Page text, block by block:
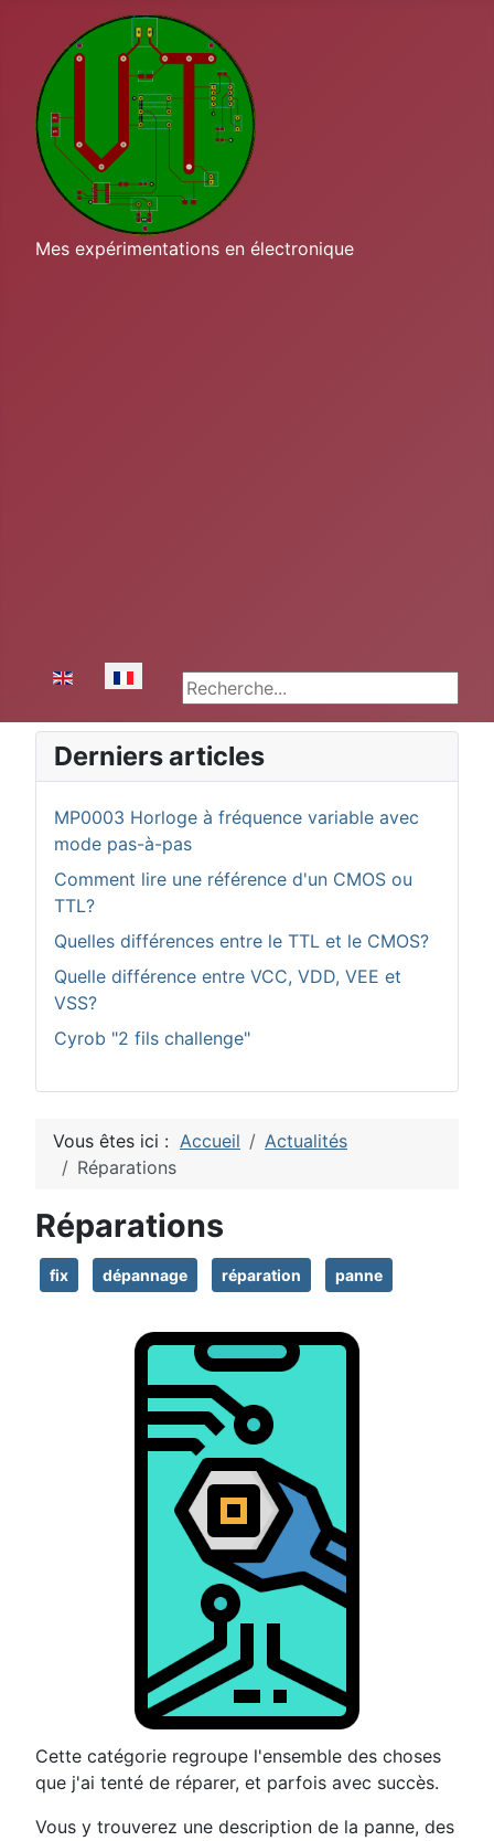
Mes expérimentations en électronique
Sélectionnez votre langue
Rechercher
Derniers articles
MP0003 Horloge à fréquence variable avec
mode pas-à-pas
Comment lire une référence d'un CMOS ou
TTL?
Quelles différences entre le TTL et le CMOS?
Quelle différence entre VCC, VDD, VEE et
VSS?
Cyrob "2 fils challenge"
Vous êtes ici : Accueil
Actualités
Réparations
Réparations
fix dépannage réparation panne
Cette catégorie regroupe l'ensemble des choses
que j'ai tenté de réparer, et parfois avec succès.
Vous y trouverez une description de la panne, des